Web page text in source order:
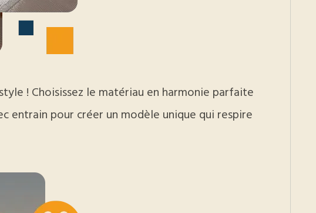
! Choisissez le matériau en harmonie parfaite
entrain pour créer un modèle unique qui respire